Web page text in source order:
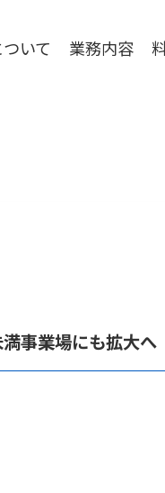
いて 業務内容
事業場にも拡大へ